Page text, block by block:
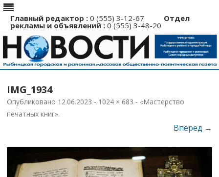
Главный редактор : 0 (555) 3-12-67 Отдел
рекламы и объявлений : 0 (555) 3-48-20
Перейти
IMG_1934
Опубликовано 12.06.2023 - 1024 × 683 - «Мастерство
печатных книг».
Вперед →